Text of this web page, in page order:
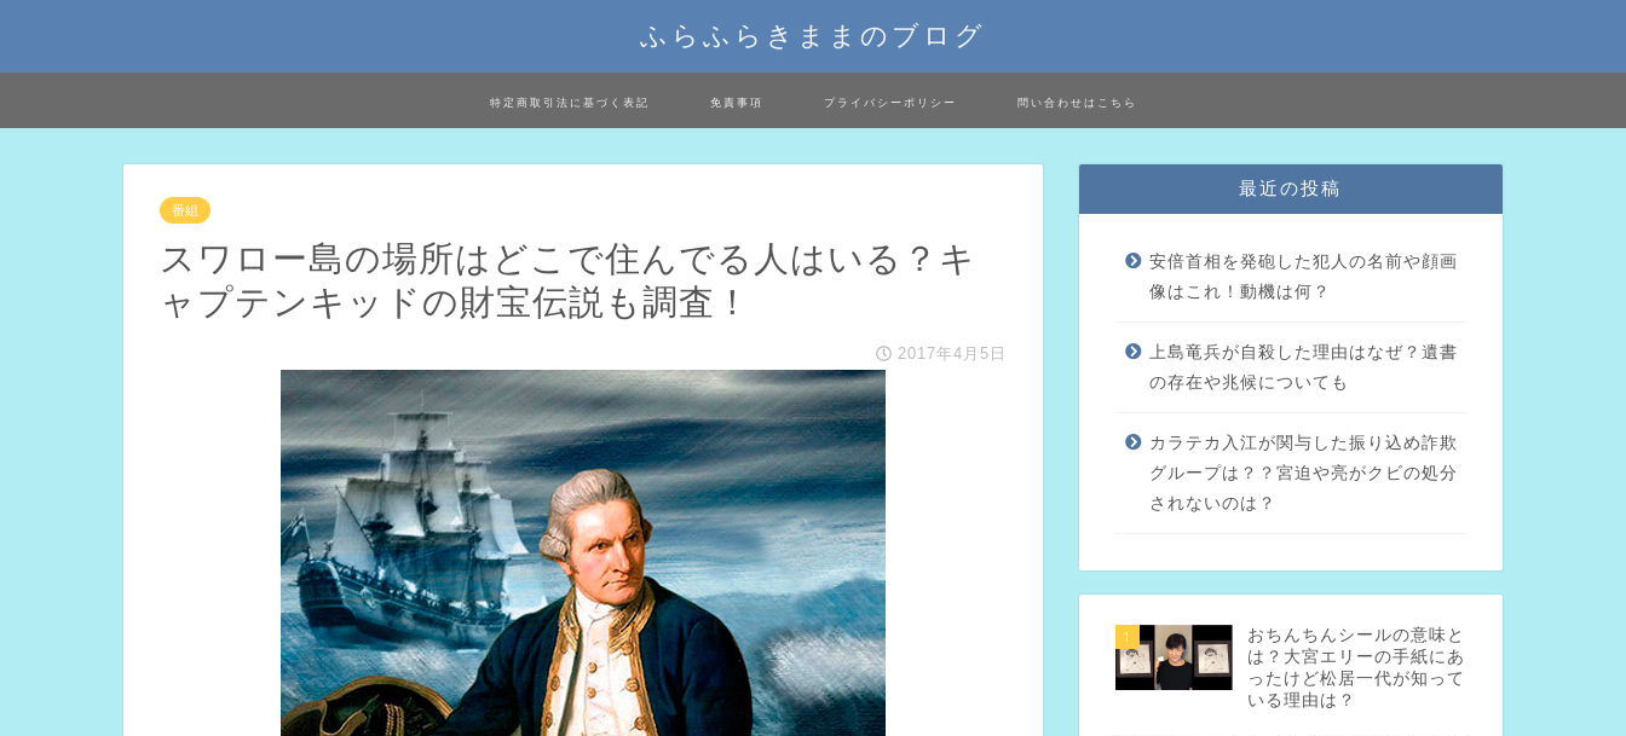
ふらふらきままのブログ
特定商取引法に基づく表記 免責事項 プライバシーポリシー 問い合わせはこちら
番組
スワロー島の場所はどこで住んでる人はいる？キ
ャプテンキッドの財宝伝説も調査！
2017年4月5日
最近の投稿
安倍首相を発砲した犯人の名前や顔画
像はこれ！動機は何？
上島竜兵が自殺した理由はなぜ？遺書
の存在や兆候についても
カラテカ入江が関与した振り込め詐欺
グループは？？宮迫や亮がクビの処分
されないのは？
1
おちんちんシールの意味と
は？大宮エリーの手紙にあ
ったけど松居一代が知って
いる理由は？